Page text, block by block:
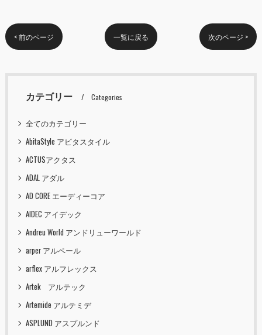
< 前のページ 一覧に戻る 次のページ >
カテゴリー Categories
全てのカテゴリー
AbitaStyle アビタスタイル
ACTUSアクタス
ADAL アダル
AD CORE エーディーコア
AIDEC アイデック
Andreu World アンドリューワールド
arper アルペール
arflex アルフレックス
Artek アルテック
Artemide アルテミデ
ASPLUND アスプルンド